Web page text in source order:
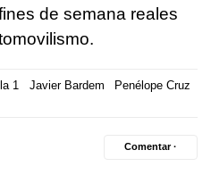
de semana reales
1 Javier Bardem
Penélope Cruz
Comentar ·